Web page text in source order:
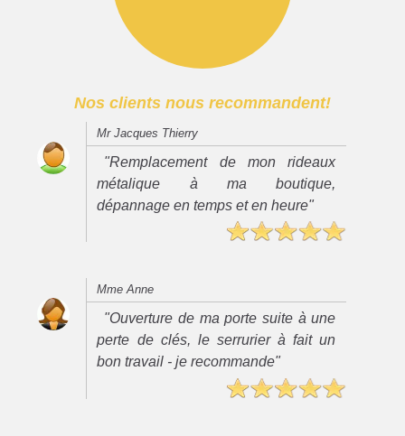
Nos clients nous recommandent!
Mr Jacques Thierry
"Remplacement de mon rideaux
métalique à ma boutique,
dépannage en temps et en heure"
Mme Anne
"Ouverture de ma porte suite à une
perte de clés, le serrurier à fait un
bon travail - je recommande"